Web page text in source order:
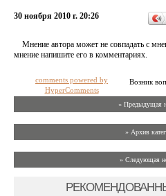
30 ноября 2010 г. 20:26
Мнение автора может не совпадать с
мнение напишите его в комментариях.
Возник
comments powered by
HyperComments
« Предыдущая
» Архив
» Следующая